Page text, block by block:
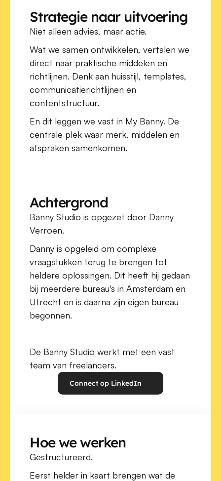
Strategie naar uitvoering
Niet alleen advies, maar actie.
Wat we samen ontwikkelen, vertalen we
direct naar praktische middelen en
richtlijnen. Denk aan huisstijl, templates,
communicatierichtlijnen en
contentstructuur.
En dit leggen we vast in My Banny. De
centrale plek waar merk, middelen en
afspraken samenkomen.
Achtergrond
Banny Studio is opgezet door Danny
Verroen.
Danny is opgeleid om complexe
vraagstukken terug te brengen tot
heldere oplossingen. Dit heeft hij gedaan
bij meerdere bureau's in Amsterdam en
Utrecht en is daarna zijn eigen bureau
begonnen.
De Banny Studio werkt met een vast
team van freelancers.
Connect op LinkedIn
Hoe we werken
Gestructureerd.
Eerst helder in kaart brengen wat de